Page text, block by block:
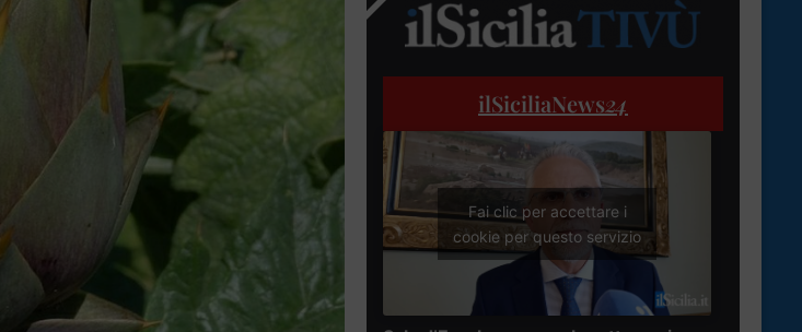
ilSiciliaNews24
Fai clic per accettare i
cookie per questo servizio